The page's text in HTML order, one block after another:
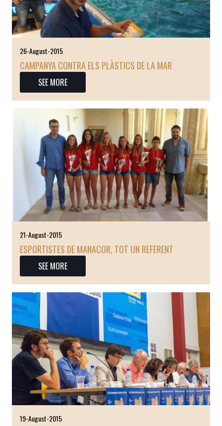
26-August-2015
CAMPANYA CONTRA ELS PLÀSTICS DE LA MAR
SEE MORE
21-August-2015
ESPORTISTES DE MANACOR, TOT UN REFERENT
SEE MORE
19-August-2015